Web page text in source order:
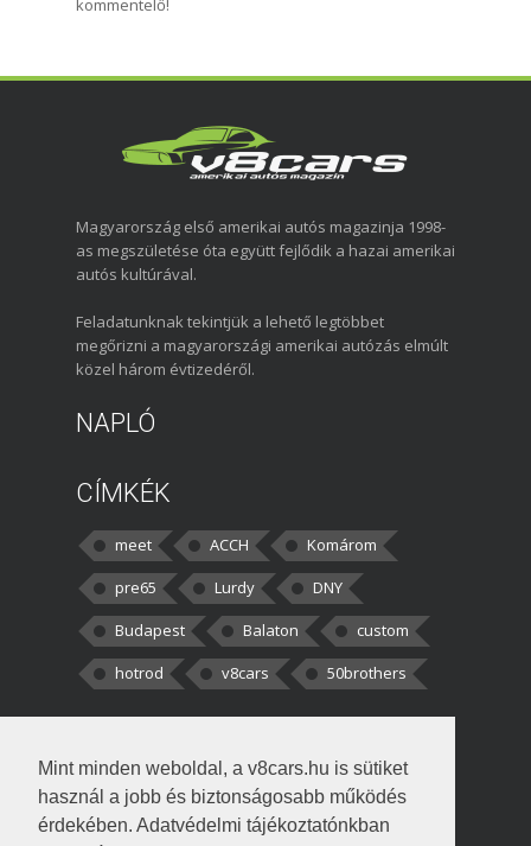
Mint minden weboldal, a v8cars.hu is sütiket
használ a jobb és biztonságosabb működés
érdekében. Adatvédelmi tájékoztatónkban
kommentelő!
Magyarország első amerikai autós magazinja 1998-
as megszületése óta együtt fejlődik a hazai amerikai
autós kultúrával.
Feladatunknak tekintjük a lehető legtöbbet
megőrizni a magyarországi amerikai autózás elmúlt
közel három évtizedéről.
NAPLÓ
CÍMKÉK
meet ACCH
Komárom
pre65
Lurdy
DNY
Budapest
Balaton
custom
hotrod
v8cars 50brothers
kortisz:Elszúrtam! Én csak két
darabbaal számoltam. Nem tudtam, hogy fél autót,